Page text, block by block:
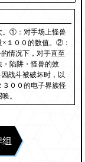
。①：对手场上怪兽
１００的数值。②：
情况下，对手直至
陷阱・怪兽的效
战斗被破坏时，以
００的电子界族怪
。